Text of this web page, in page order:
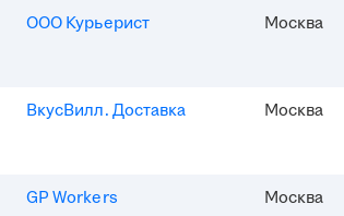
ООО Курьерист Москва
ВкусВилл. Доставка Москва
GP Workers Москва